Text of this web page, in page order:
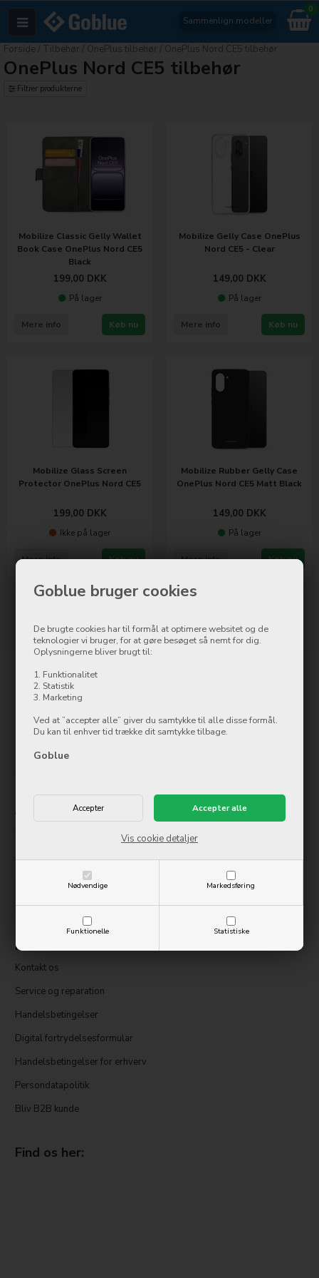
Goblue bruger cookies
De brugte cookies har til formål at optimere websitet og de
teknologier vi bruger, for at gøre besøget så nemt for dig.
Oplysningerne bliver brugt til:
1. Funktionalitet
2. Statistik
3. Marketing
Ved at ”accepter alle” giver du samtykke til alle disse formål.
Du kan til enhver tid trække dit samtykke tilbage.
Goblue
Nødvendige Markedsføring
Funktionelle Statistiske
Vis cookie detaljer
Sammenlign modeller
0
Forside Tilbehør OnePlus tilbehør OnePlus Nord CE5 tilbehør
OnePlus Nord CE5 tilbehør
Filtrer produkterne
Mobilize Classic Gelly Wallet
Book Case OnePlus Nord CE5
Black
199,00 DKK
På lager
Køb nu
Mere info
Mobilize Gelly Case OnePlus
Nord CE5 - Clear
149,00 DKK
På lager
Køb nu
Mere info
Mobilize Glass Screen
Protector OnePlus Nord CE5
199,00 DKK
Ikke på lager
Køb nu
Mere info
Mobilize Rubber Gelly Case
OnePlus Nord CE5 Matt Black
149,00 DKK
På lager
Køb nu
Mere info
Kontakt
Østergade 8
7500 Holstebro
Tlf.: 97 42 12 00
Åbningstider
09:00-17:00
09:00-17:00
Onsdag
09:00-17:00
09:00-17:00
09:00-17:00
Søndag
Lukket
Information
Kontakt os
Service og reparation
Handelsbetingelser
Digital fortrydelsesformular
Handelsbetingelser for erhverv
Persondatapolitik
Bliv B2B kunde
Find os her: